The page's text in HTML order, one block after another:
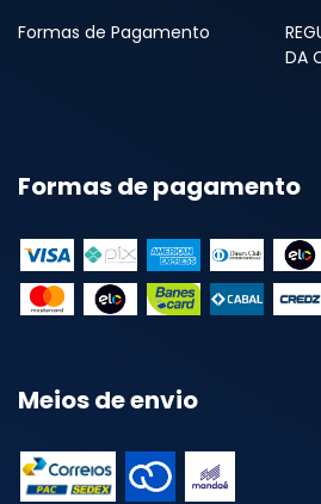
Formas de Pagamento
DA
Formas de pagamento
Meios de envio